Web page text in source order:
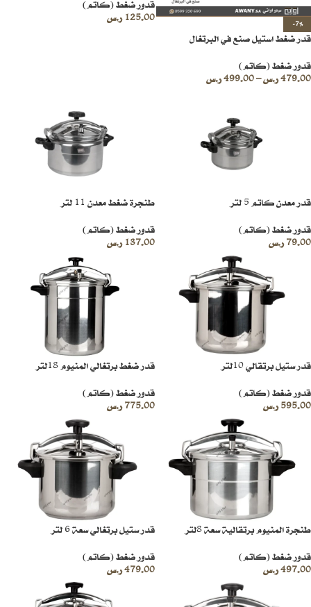
-7%
قدر ضغط استيل صنع في البرتغال
قدور ضغط (كاتم)
479.00ر.س–
499.00ر.س
قدور ضغط (كاتم)
125.00 ر.س
قدر معدن كاتم 5 لتر
قدور ضغط (كاتم)
79.00ر.س
طنجرة ضغط معدن 11 لتر
قدور ضغط (كاتم)
137.00 ر.س
قدر ستيل برتقالي 10لتر
قدور ضغط (كاتم)
595.00ر.س
قدر ضغط برتغالي المنيوم 18لتر
قدور ضغط (كاتم)
775.00ر.س
طنجرة المنيوم برتقالية سعة 8لتر
قدور ضغط (كاتم)
497.00ر.س
قدر ستيل برتغالي سعة 6 لتر
قدور ضغط (كاتم)
479.00ر.س